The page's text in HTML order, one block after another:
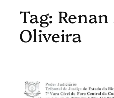
Tag:
Oliveira